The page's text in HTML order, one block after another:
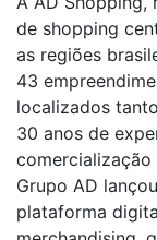
de shopping
as regiões
43
localizados
30 anos de
Grupo AD
plataforma